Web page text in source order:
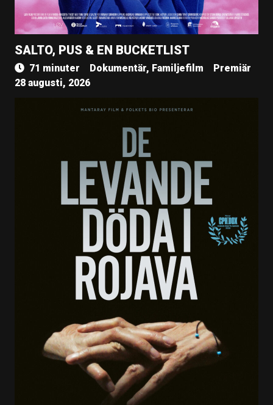
SALTO, PUS & EN BUCKETLIST
71 minuter Dokumentär, Familjefilm
Premiär
28 augusti, 2026